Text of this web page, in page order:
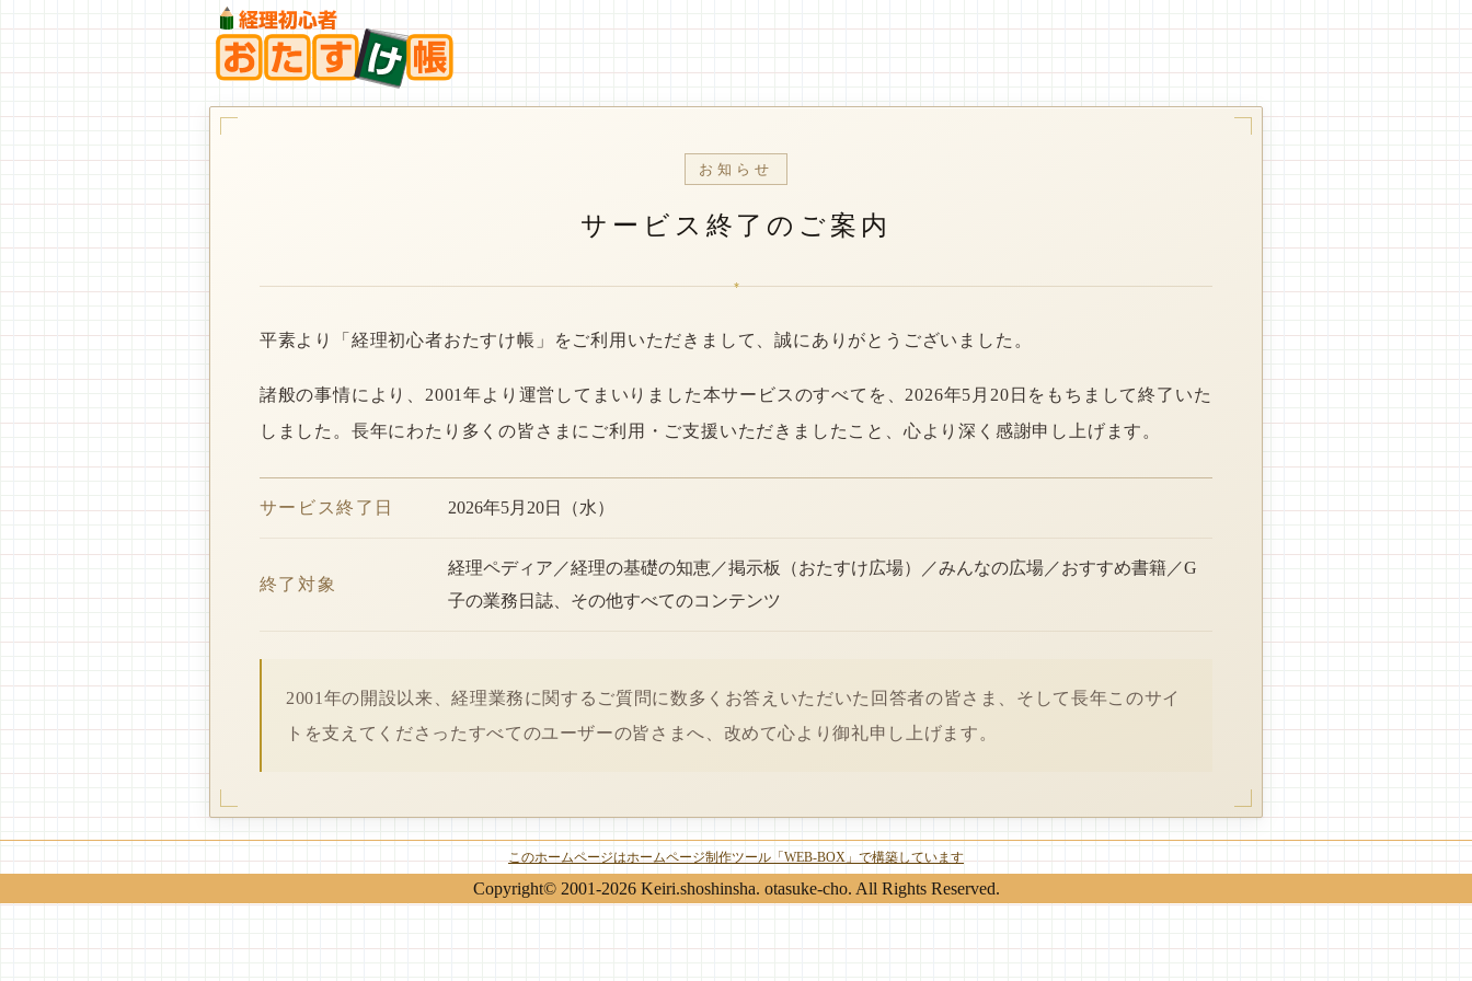
お知らせ
サービス終了のご案内
*
平素より「経理初心者おたすけ帳」をご利用いただきまして、誠にありがとうございました。
諸般の事情により、2001年より運営してまいりました本サービスのすべてを、2026年5月20日をもちまして終了いた
しました。長年にわたり多くの皆さまにご利用・ご支援いただきましたこと、心より深く感謝申し上げます。
サービス終了日 2026年5月20日（水）
終了対象
経理ペディア／経理の基礎の知恵／掲示板（おたすけ広場）／みんなの広場／おすすめ書籍／G
子の業務日誌、その他すべてのコンテンツ
2001年の開設以来、経理業務に関するご質問に数多くお答えいただいた回答者の皆さま、そして長年このサイ
トを支えてくださったすべてのユーザーの皆さまへ、改めて心より御礼申し上げます。
このホームページはホームページ制作ツール「WEB-BOX」で構築しています
Copyright© 2001-2026 Keiri.shoshinsha. otasuke-cho. All Rights Reserved.